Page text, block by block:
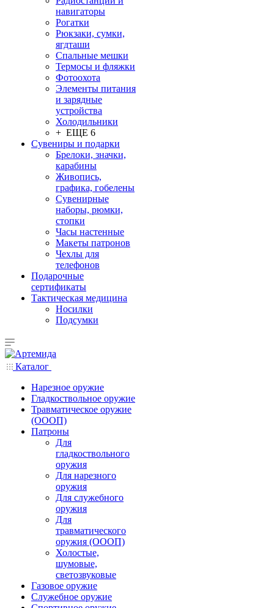
навигаторы
Рогатки
Рюкзаки, сумки,
ягдташи
Спальные мешки
Термосы и фляжки
Фотоохота
Элементы питания
и зарядные
устройства
Холодильники
+ ЕЩЕ 6
Сувениры и подарки
Брелоки, значки,
карабины
Живопись,
графика, гобелены
Сувенирные
наборы, рюмки,
стопки
Часы настенные
Макеты патронов
Чехлы для
телефонов
Подарочные
сертификаты
Тактическая медицина
Носилки
Подсумки
Каталог
Нарезное оружие
Гладкоствольное оружие
Травматическое оружие
(ОООП)
Патроны
Для
гладкоствольного
оружия
Для нарезного
оружия
Для служебного
оружия
Для
травматического
оружия (ОООП)
Холостые,
шумовые,
светозвуковые
Газовое оружие
Служебное оружие